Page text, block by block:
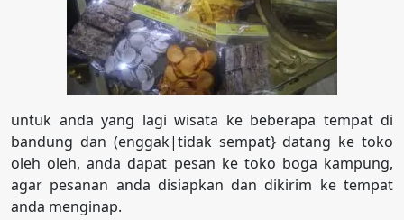
untuk anda yang lagi wisata ke beberapa tempat di
bandung dan (enggak|tidak sempat} datang ke toko
oleh oleh, anda dapat pesan ke toko boga kampung,
agar pesanan anda disiapkan dan dikirim ke tempat
anda menginap.